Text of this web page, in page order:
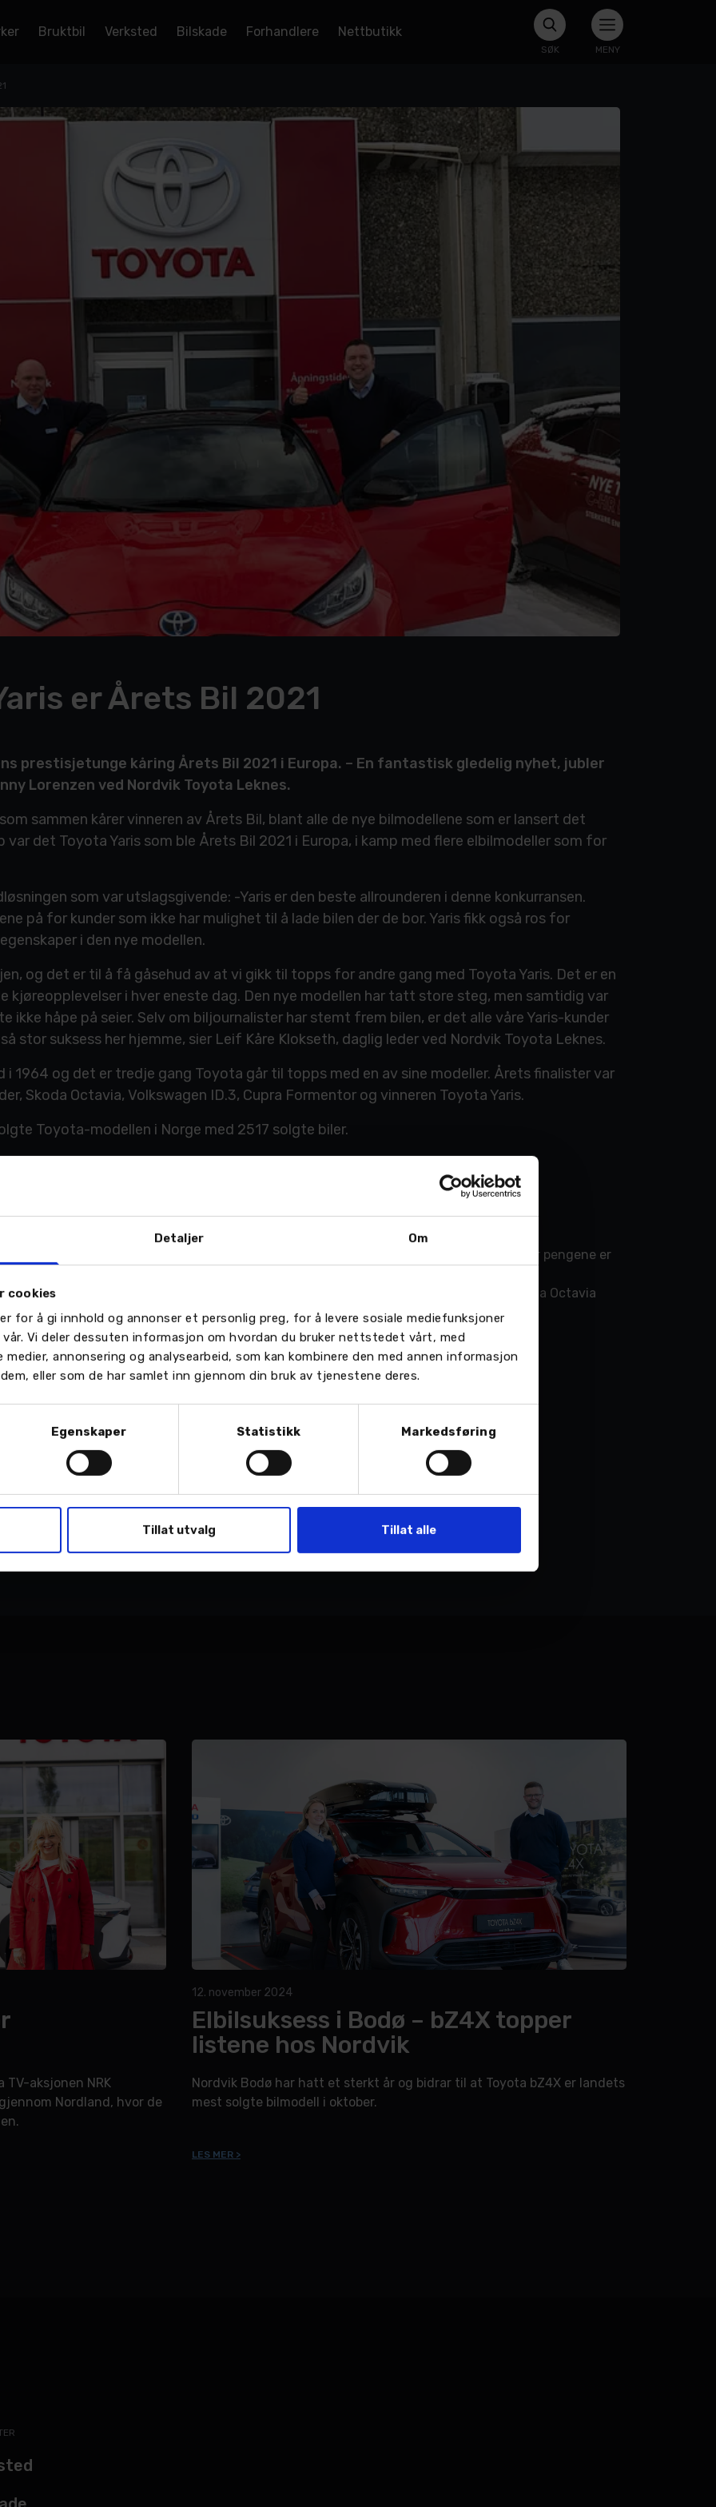
Detaljer Om
cookies
for å gi innhold og annonser et personlig preg, for å levere sosiale mediefunksjoner
Vi deler dessuten informasjon om hvordan du bruker nettstedet vårt, med
medier, annonsering og analysearbeid, som kan kombinere den med annen informasjon
eller som de har samlet inn gjennom din bruk av tjenestene deres.
Egenskaper Statistikk Markedsføring
Tillat utvalg Tillat alle
Bruktbil Verksted Bilskade Forhandlere Nettbutikk
SØK MENY
er Årets Bil 2021
prestisjetunge kåring Årets Bil 2021 i Europa. – En fantastisk gledelig nyhet, jubler
Lorenzen ved Nordvik Toyota Leknes.
sammen kårer vinneren av Årets Bil, blant alle de nye bilmodellene som er lansert det
det Toyota Yaris som ble Årets Bil 2021 i Europa, i kamp med flere elbilmodeller som for
som var utslagsgivende: -Yaris er den beste allrounderen i denne konkurransen.
på for kunder som ikke har mulighet til å lade bilen der de bor. Yaris fikk også ros for
i den nye modellen.
og det er til å få gåsehud av at vi gikk til topps for andre gang med Toyota Yaris. Det er en
kjøreopplevelser i hver eneste dag. Den nye modellen har tatt store steg, men samtidig var
ikke håpe på seier. Selv om biljournalister har stemt frem bilen, er det alle våre Yaris-kunder
stor suksess her hjemme, sier Leif Kåre Klokseth, daglig leder ved Nordvik Toyota Leknes.
1964 og det er tredje gang Toyota går til topps med en av sine modeller. Årets finalister var
Skoda Octavia, Volkswagen ID.3, Cupra Formentor og vinneren Toyota Yaris.
Toyota-modellen i Norge med 2517 solgte biler.
av 59 biljournalister fra 22 europeiske land
redaktør for elbil24.no i Aller-gruppen
sikkerhet, kjøreegenskaper, pris og miljøegenskaper. Teknisk innovasjon og verdi for pengene er
(266), 2. Fiat New 500 (240), 3. Cupra Formentor (239), 4. Volkswagen ID. 3 (224), 5. Skoda Octavia
C4 (143)
2005 (Toyota Prius) og 2021 (Toyota Yaris)
Leknes, mob. 413 20 240 e-post: leif.klokseth@nordvik.no
TV-aksjonen NRK
Nordland, hvor de
12. november 2024
Elbilsuksess i Bodø – bZ4X topper
listene hos Nordvik
Nordvik Bodø har hatt et sterkt år og bidrar til at Toyota bZ4X er landets
mest solgte bilmodell i oktober.
LES MER >